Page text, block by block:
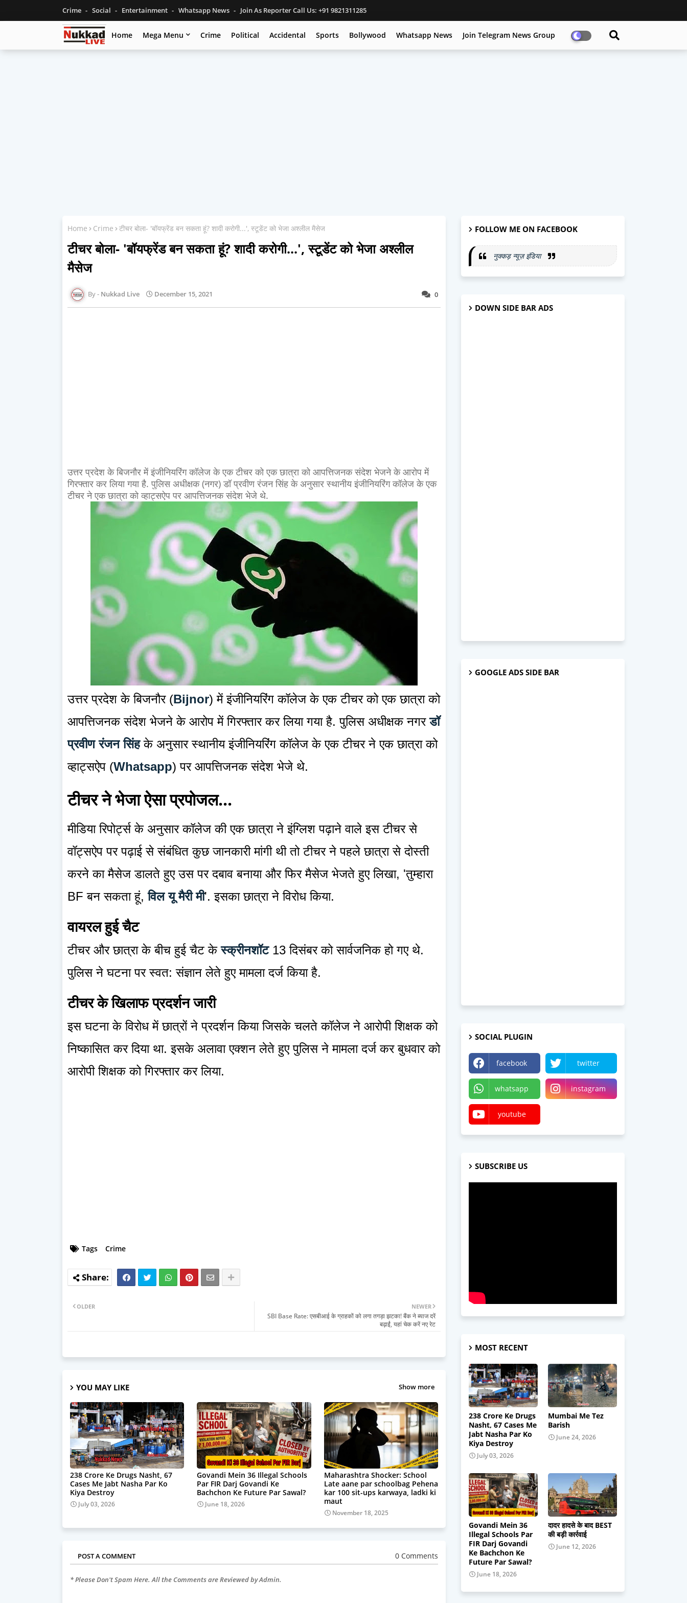
Crime Social Entertainment Whatsapp News Join As Reporter Call Us: +91 9821311285
Home Mega Menu Crime Political Accidental Sports Bollywood Whatsapp News Join Telegram News Group
Home Crime टीचर बोला- 'बॉयफ्रेंड बन सकता हूं? शादी करोगी...', स्टूडेंट को भेजा अश्‍लील मैसेज
टीचर बोला- 'बॉयफ्रेंड बन सकता हूं? शादी करोगी...', स्टूडेंट को भेजा अश्‍लील
मैसेज
0
Nukkad Live December 15, 2021
उत्तर प्रदेश के बिजनौर में इंजीनियरिंग कॉलेज के एक टीचर को एक छात्रा को आपत्तिजनक संदेश भेजने के आरोप में
गिरफ्तार कर लिया गया है. पुलिस अधीक्षक (नगर) डॉ प्रवीण रंजन सिंह के अनुसार स्थानीय इंजीनियरिंग कॉलेज के एक
टीचर ने एक छात्रा को व्हाट्सऐप पर आपत्तिजनक संदेश भेजे थे.
उत्तर प्रदेश के बिजनौर (Bijnor) में इंजीनियरिंग कॉलेज के एक टीचर को एक छात्रा को
आपत्तिजनक संदेश भेजने के आरोप में गिरफ्तार कर लिया गया है. पुलिस अधीक्षक नगरडॉ
प्रवीण रंजन सिंहके अनुसार स्थानीय इंजीनियरिंग कॉलेज के एक टीचर ने एक छात्रा को
व्हाट्सऐप (Whatsapp) पर आपत्तिजनक संदेश भेजे थे.
टीचर ने भेजा ऐसा प्रपोजल...
मीडिया रिपोर्ट्स के अनुसार कॉलेज की एक छात्रा ने इंग्लिश पढ़ाने वाले इस टीचर से
वॉट्सऐप पर पढ़ाई से संबंधित कुछ जानकारी मांगी थी तो टीचर ने पहले छात्रा से दोस्ती
करने का मैसेज डालते हुए उस पर दबाव बनाया और फिर मैसेज भेजते हुए लिखा, 'तुम्हारा
BF बन सकता हूं,विल यू मैरी मी'. इसका छात्रा ने विरोध किया.
वायरल हुई चैट
टीचर और छात्रा के बीच हुई चैट केस्क्रीनशॉट13 दिसंबर को सार्वजनिक हो गए थे.
पुलिस ने घटना पर स्वत: संज्ञान लेते हुए मामला दर्ज किया है.
टीचर के खिलाफ प्रदर्शन जारी
इस घटना के विरोध में छात्रों ने प्रदर्शन किया जिसके चलते कॉलेज ने आरोपी शिक्षक को
निष्कासित कर दिया था. इसके अलावा एक्शन लेते हुए पुलिस ने मामला दर्ज कर बुधवार को
आरोपी शिक्षक को गिरफ्तार कर लिया.
Tags Crime
NEWER
SBI Base Rate: एसबीआई के ग्राहकों को लगा तगड़ा झटका! बैंक ने ब्याज दरें
बढ़ाईं, यहां चेक करें नए रेट
OLDER
YOU MAY LIKE Show more
238 Crore Ke Drugs Nasht, 67
Cases Me Jabt Nasha Par Ko
Kiya Destroy
July 03, 2026
Govandi Mein 36 Illegal Schools
Par FIR Darj Govandi Ke
Bachchon Ke Future Par Sawal?
June 18, 2026
Maharashtra Shocker: School
Late aane par schoolbag Pehena
kar 100 sit-ups karwaya, ladki ki
maut
November 18, 2025
POST A COMMENT 0 Comments
* Please Don't Spam Here. All the Comments are Reviewed by Admin.
FOLLOW ME ON FACEBOOK
नुक्कड़ न्यूज़ इंडिया
DOWN SIDE BAR ADS
GOOGLE ADS SIDE BAR
SOCIAL PLUGIN
facebook twitter
whatsapp instagram
youtube
SUBSCRIBE US
MOST RECENT
238 Crore Ke Drugs
Nasht, 67 Cases Me
Jabt Nasha Par Ko
Kiya Destroy
July 03, 2026
Mumbai Me Tez
Barish
June 24, 2026
Govandi Mein 36
Illegal Schools Par
FIR Darj Govandi
Ke Bachchon Ke
Future Par Sawal?
June 18, 2026
दादर हादसे के बाद BEST
की बड़ी कार्रवाई
June 12, 2026